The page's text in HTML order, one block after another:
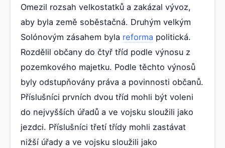
Omezil rozsah velkostatků a zakázal vývoz,
aby byla země soběstačná. Druhým velkým
Solónovým zásahem byla reforma politická.
Rozdělil občany do čtyř tříd podle výnosu z
pozemkového majetku. Podle těchto výnosů
byly odstupňovány práva a povinnosti občanů.
Příslušníci prvních dvou tříd mohli být voleni
do nejvyšších úřadů a ve vojsku sloužili jako
jezdci. Příslušníci třetí třídy mohli zastávat
nižší úřady a ve vojsku sloužili jako